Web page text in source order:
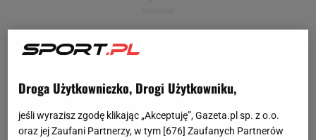
Droga Użytkowniczko, Drogi Użytkowniku,
jeśli wyrazisz zgodę klikając „Akceptuję”, Gazeta.pl sp. z o.o.
oraz jej Zaufani Partnerzy, w tym [676] Zaufanych Partnerów